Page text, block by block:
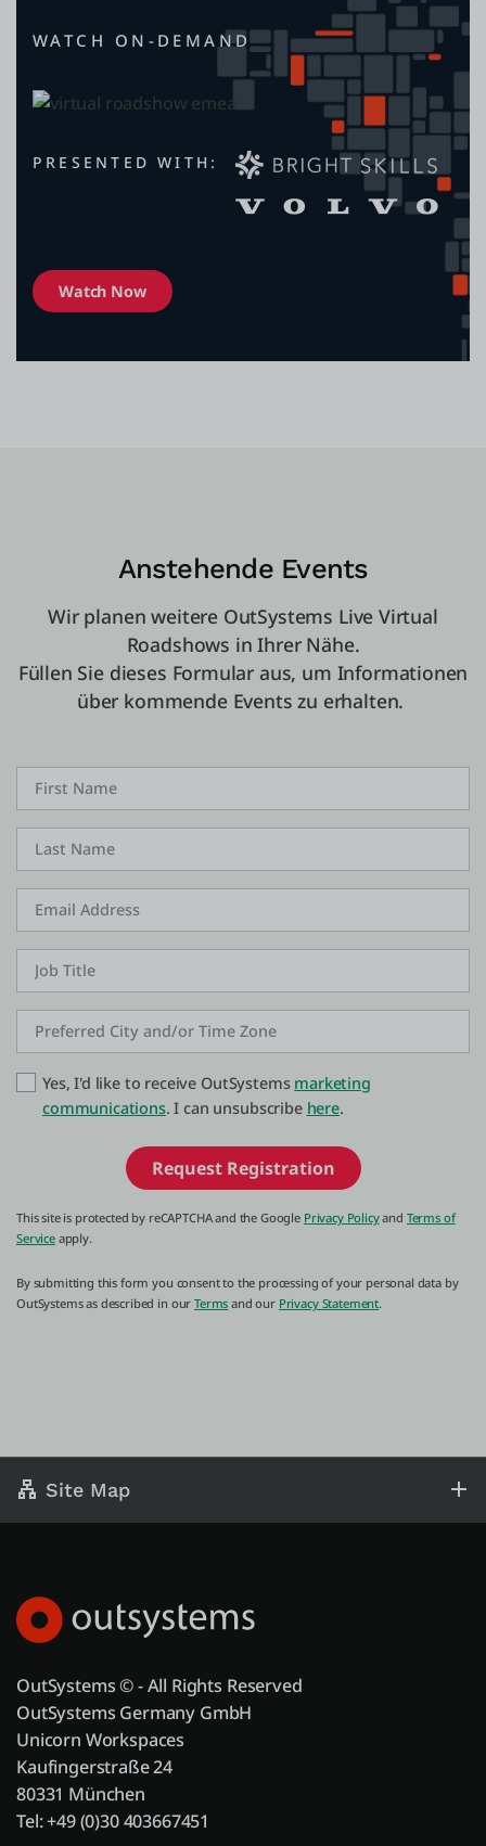
WATCH ON-DEMAND
PRESENTED WITH:
Watch Now
Anstehende Events
Wir planen weitere OutSystems Live Virtual
Roadshows in Ihrer Nähe.
Füllen Sie dieses Formular aus, um Informationen
über kommende Events zu erhalten.
Yes, I'd like to receive OutSystems marketing
communications. I can unsubscribe here.
Request Registration
This site is protected by reCAPTCHA and the Google Privacy Policyand Terms of
Serviceapply.
By submitting this form you consent to the processing of your personal data by
OutSystems as described in ourTerms and our Privacy Statement.
Site Map
OutSystems © - All Rights Reserved
OutSystems Germany GmbH
Unicorn Workspaces
Kaufingerstraße 24
80331 München
Tel: +49 (0)30 403667451